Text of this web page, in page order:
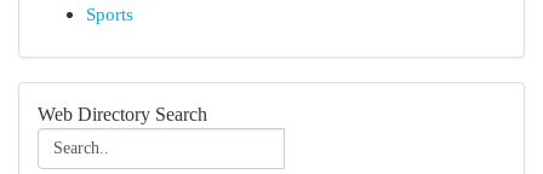
Sports
Web Directory Search